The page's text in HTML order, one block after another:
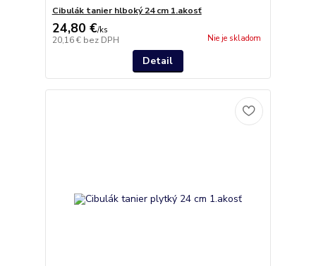
Cibulák tanier hlboký 24 cm 1.akosť
24,80 €/ks
20,16 € bez DPH Nie je skladom
Detail